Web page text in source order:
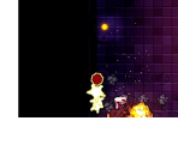
戏